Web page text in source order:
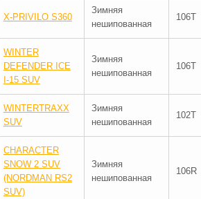
X-PRIVILO S360
Зимняя
нешипованная
106T
WINTER
DEFENDER ICE
I-15 SUV
Зимняя
нешипованная
106T
WINTERTRAXX
SUV
Зимняя
нешипованная
102T
CHARACTER
SNOW 2 SUV
(NORDMAN RS2
SUV)
Зимняя
нешипованная
106R